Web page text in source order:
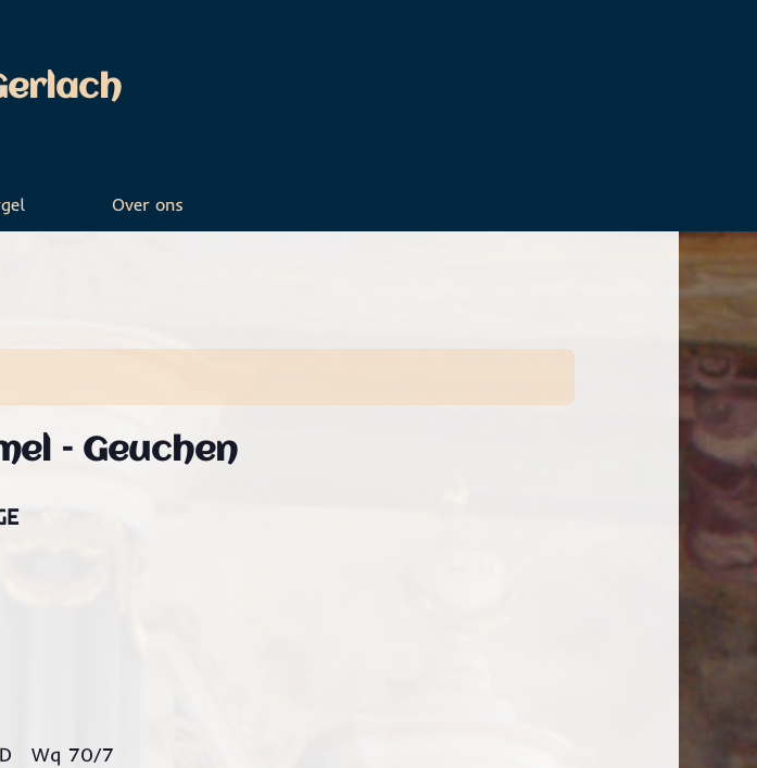
Over ons
– Geuchen
Wq 70/7